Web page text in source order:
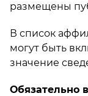
размещены
В список
могут быть
значение
Обязательно